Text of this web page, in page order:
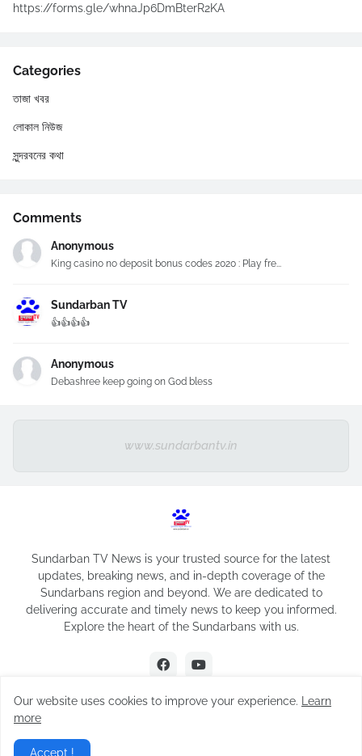
https://forms.gle/whnaJp6DmBterR2KA
Categories
তাজা খবর
লোকাল নিউজ
সুন্দরবনের কথা
Comments
Anonymous
King casino no deposit bonus codes 2020 : Play fre...
Sundarban TV
👍👍👍👍
Anonymous
Debashree keep going on God bless
www.sundarbantv.in
Sundarban TV News is your trusted source for the latest
updates, breaking news, and in-depth coverage of the
Sundarbans region and beyond. We are dedicated to
delivering accurate and timely news to keep you informed.
Explore the heart of the Sundarbans with us.
Our website uses cookies to improve your experience.
Learn
more
Accept !